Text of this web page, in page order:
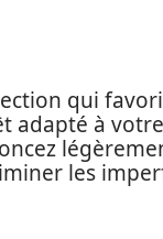
qui
adapté à
les